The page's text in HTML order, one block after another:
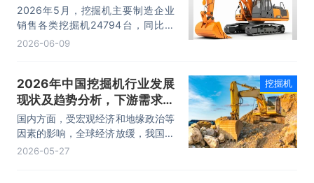
2026年5月，挖掘机主要制造企业
销售各类挖掘机24794台，同比增
长36.2%。其中国内销量11628台，
2026-06-09
2026年中国挖掘机行业发展
现状及趋势分析，下游需求回
暖，行业呈现增长态势「图」
国内方面，受宏观经济和地缘政治等
因素的影响，全球经济放缓，我国基
础设施建设、工程施工等行业发展受
2026-05-27
挖掘机